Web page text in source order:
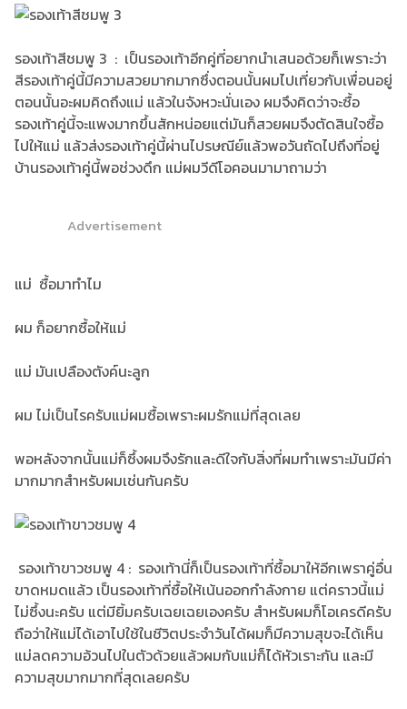
รองเท้าสีชมพู 3 : เป็นรองเท้าอีกคู่ที่อยากนำเสนอด้วยก็เพราะว่า
สีรองเท้าคู่นี้มีความสวยมากมากซึ่งตอนนั้นผมไปเที่ยวกับเพื่อนอยู่
ตอนนั้นอะผมคิดถึงแม่ แล้วในจังหวะนั่นเอง ผมจึงคิดว่าจะซื้อ
รองเท้าคู่นี้จะแพงมากขึ้นสักหน่อยแต่มันก็สวยผมจึงตัดสินใจซื้อ
ไปให้แม่ แล้วส่งรองเท้าคู่นี้ผ่านไปรษณีย์แล้วพอวันถัดไปถึงที่อยู่
บ้านรองเท้าคู่นี้พอช่วงดึก แม่ผมวีดีโอคอนมามาถามว่า
Advertisement
แม่ ซื้อมาทำไม
ผม ก็อยากซื้อให้แม่
แม่ มันเปลืองตังค์นะลูก
ผม ไม่เป็นไรครับแม่ผมซื้อเพราะผมรักแม่ที่สุดเลย
พอหลังจากนั้นแม่ก็ซึ้งผมจึงรักและดีใจกับสิ่งที่ผมทำเพราะมันมีค่า
มากมากสำหรับผมเช่นกันครับ
รองเท้าขาวชมพู 4 : รองเท้านี่ก็เป็นรองเท้าที่ซื้อมาให้อีกเพราคู่อื่น
ขาดหมดแล้ว เป็นรองเท้าที่ซื้อให้เน้นออกกำลังกาย แต่คราวนี้แม่
ไม่ซึ้งนะครับ แต่มียิ้มครับเฉยเฉยเองครับ สำหรับผมก็โอเครดีครับ
ถือว่าให้แม่ได้เอาไปใช้ในชีวิตประจำวันได้ผมก็มีความสุขจะได้เห็น
แม่ลดความอ้วนไปในตัวด้วยแล้วผมกับแม่ก็ได้หัวเราะกัน และมี
ความสุขมากมากที่สุดเลยครับ